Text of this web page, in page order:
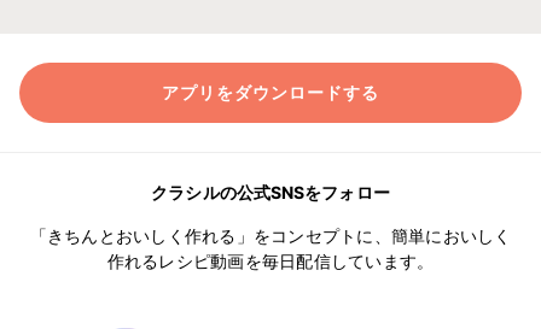
アプリをダウンロードする
クラシルの公式SNSをフォロー
「きちんとおいしく作れる」をコンセプトに、簡単においしく
作れるレシピ動画を毎日配信しています。